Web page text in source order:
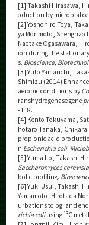
[1] Takashi Hirasawa,
oduction by microbial
[2] Yoshohiro Toya,
ya Morimoto, Shenghao
Naotake Ogasawara,
ion during the
s. Bioscience,
[3] Yuto Yamauchi,
Shimizu (2014)
aerobic conditions by
ranshydrogenase gene
-118.
[4] Kento Tokuyama,
hotaro Tanaka,
propionic acid
n Escherichia coli.
[5] Yuma Ito, Takashi
Saccharomyces
bolic profiling.
[6] Yuki Usui, Takashi
Yamamoto, Hirotada
urbations to pgi and
richia coliusing 13C